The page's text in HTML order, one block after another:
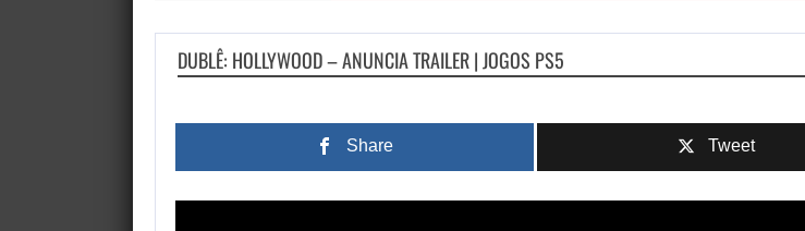
DUBLÊ: HOLLYWOOD – ANUNCIA TRAILER | JOGOS PS5
Share Tweet